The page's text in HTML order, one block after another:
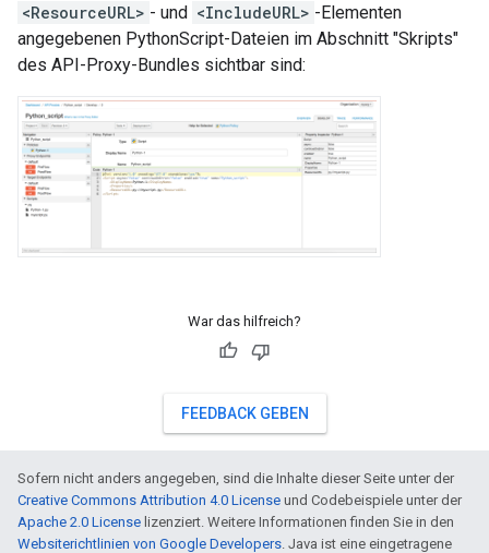
<ResourceURL> - und <IncludeURL> -Elementen
angegebenen PythonScript-Dateien im Abschnitt "Skripts"
des API-Proxy-Bundles sichtbar sind:
War das hilfreich?
FEEDBACK GEBEN
Sofern nicht anders angegeben, sind die Inhalte dieser Seite unter der
Creative Commons Attribution 4.0 License und Codebeispiele unter der
Apache 2.0 License lizenziert. Weitere Informationen finden Sie in den
Websiterichtlinien von Google Developers . Java ist eine eingetragene